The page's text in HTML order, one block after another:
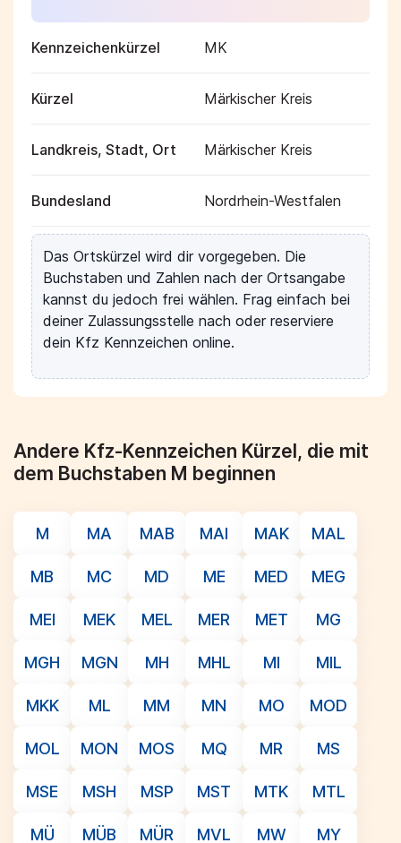
Kennzeichenkürzel MK
Kürzel Märkischer Kreis
Landkreis, Stadt, Ort Märkischer Kreis
Bundesland Nordrhein-Westfalen
Das Ortskürzel wird dir vorgegeben. Die
Buchstaben und Zahlen nach der Ortsangabe
kannst du jedoch frei wählen. Frag einfach bei
deiner Zulassungsstelle nach oder reserviere
dein Kfz Kennzeichen online.
Andere Kfz-Kennzeichen Kürzel, die mit
dem Buchstaben M beginnen
M MA MAB MAI MAK MAL
MB MC MD ME MED MEG
MEI MEK MEL MER MET MG
MGH MGN MH MHL MI MIL
MKK ML MM MN MO MOD
MOL MON MOS MQ MR MS
MSE MSH MSP MST MTK MTL
MÜ MÜB MÜR MVL MW MY